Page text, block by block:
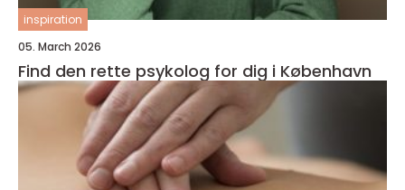
inspiration
05. March 2026
Find den rette psykolog for dig i København